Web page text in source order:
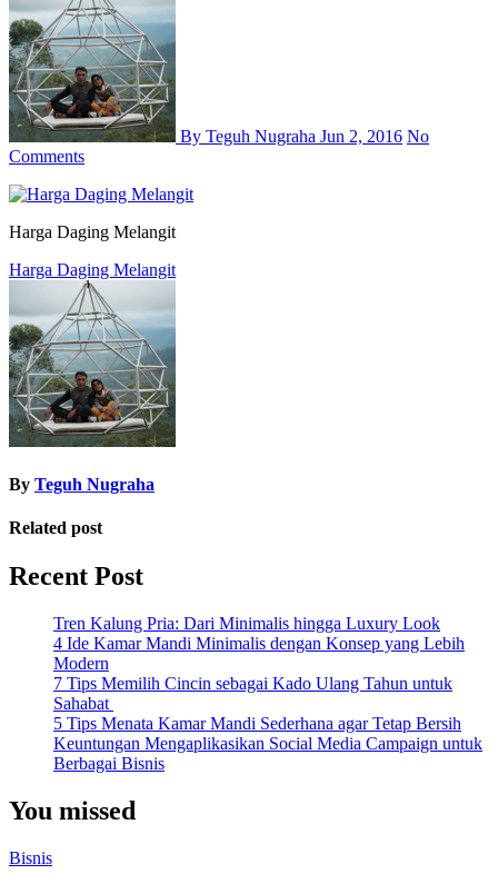
By Teguh Nugraha Jun 2, 2016 No
Comments
Harga Daging Melangit
Post
navigation
Harga Daging Melangit
By Teguh Nugraha
Related post
Recent Post
Tren Kalung Pria: Dari Minimalis hingga Luxury Look
4 Ide Kamar Mandi Minimalis dengan Konsep yang Lebih
Modern
7 Tips Memilih Cincin sebagai Kado Ulang Tahun untuk
Sahabat
5 Tips Menata Kamar Mandi Sederhana agar Tetap Bersih
Keuntungan Mengaplikasikan Social Media Campaign untuk
Berbagai Bisnis
You missed
Bisnis